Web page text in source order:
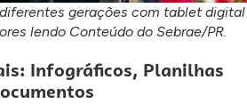
gerações com tablet digital
lendo Conteúdo do Sebrae/PR.
Infográficos, Planilhas